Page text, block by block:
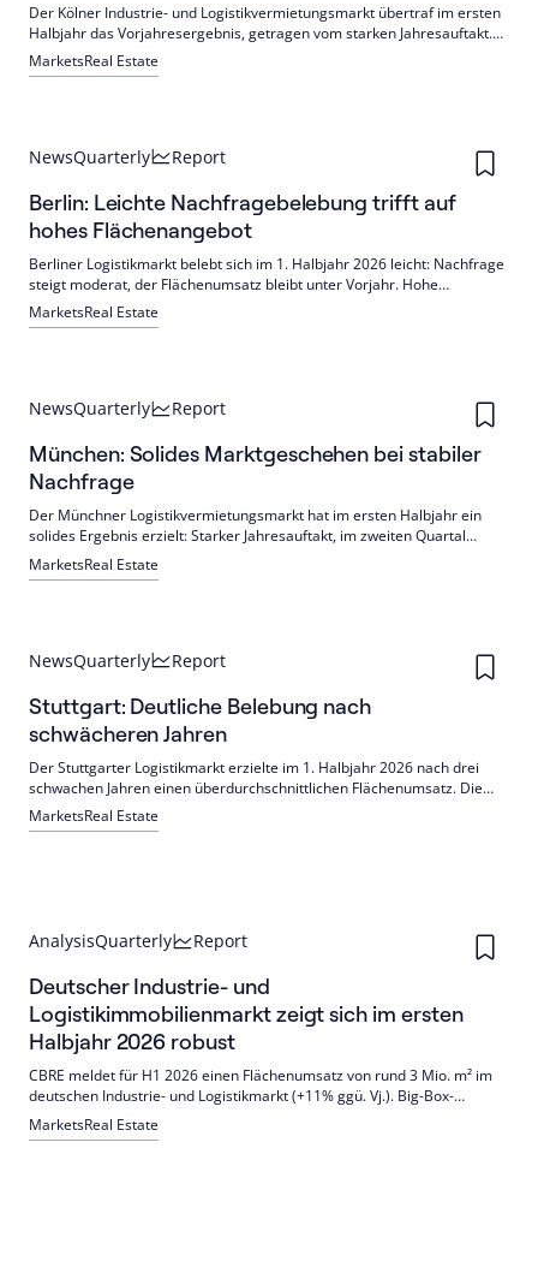
Der Kölner Industrie- und Logistikvermietungsmarkt übertraf im ersten
Halbjahr das Vorjahresergebnis, getragen vom starken Jahresauftakt.
Im weiteren Verlauf ließ die Dynamik nach; hohe Mieten, längere
Entscheidungen und Unsicherheit dämpften die Nachfrage. Asiatische
MarketsReal Estate
NewsQuarterly Report
Berlin: Leichte Nachfragebelebung trifft auf
hohes Flächenangebot
Berliner Logistikmarkt belebt sich im 1. Halbjahr 2026 leicht: Nachfrage
steigt moderat, der Flächenumsatz bleibt unter Vorjahr. Hohe
Flächenverfügbarkeit prägt den Markt; innerstädtisch steigen Mieten,
im Umland stehen sie unter Druck. Der Investmentmarkt bleibt wegen
MarketsReal Estate
NewsQuarterly Report
München: Solides Marktgeschehen bei stabiler
Nachfrage
Der Münchner Logistikvermietungsmarkt hat im ersten Halbjahr ein
solides Ergebnis erzielt: Starker Jahresauftakt, im zweiten Quartal
Verlangsamung. Mehrere Abschlüsse stehen bevor, Angebot dürfte
sinken. Neue Projekte und Nachfrage aus Robotics und
MarketsReal Estate
NewsQuarterly Report
Stuttgart: Deutliche Belebung nach
schwächeren Jahren
Der Stuttgarter Logistikmarkt erzielte im 1. Halbjahr 2026 nach drei
schwachen Jahren einen überdurchschnittlichen Flächenumsatz. Die
Nachfrage verschob sich zu kleineren Flächen, das Angebot stieg;
Mieten könnten sich daher beruhigen, der Investmentmarkt blieb
MarketsReal Estate
AnalysisQuarterly Report
Deutscher Industrie- und
Logistikimmobilienmarkt zeigt sich im ersten
Halbjahr 2026 robust
CBRE meldet für H1 2026 einen Flächenumsatz von rund 3 Mio. m² im
deutschen Industrie- und Logistikmarkt (+11% ggü. Vj.). Big-Box-
Leerstand sank auf 4,6%, Spitzenmieten stiegen. E-Commerce-
Nachfrage legt zu; für H2 wird stabile Nachfrage und weiterer
MarketsReal Estate